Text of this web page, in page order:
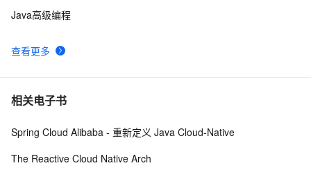
查看更多
Java高级编程
相关电子书
Spring Cloud Alibaba - 重新定义 Java Cloud-Native
The Reactive Cloud Native Arch